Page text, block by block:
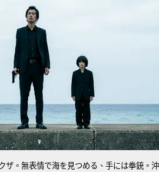
ザ。無表情で海を見つめる、手には拳銃。